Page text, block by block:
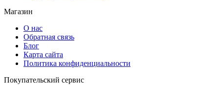
Магазин
О нас
Обратная связь
Блог
Карта сайта
Политика конфиденциальности
Покупательский сервис